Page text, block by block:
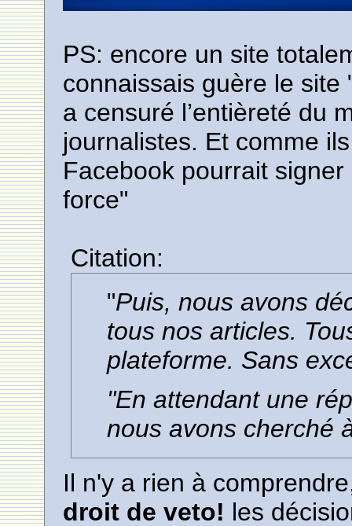
PS: encore un site
connaissais guère le
a censuré l’entièreté du
journalistes. Et comme
Facebook pourrait
force"
Citation:
"Puis, nous avons
tous nos articles.
plateforme. Sans
"En attendant une
nous avons cherché
Il n'y a rien à
droit de veto! les